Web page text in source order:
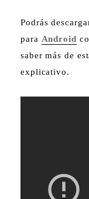
Podrás
para Android
saber más de
explicativo.